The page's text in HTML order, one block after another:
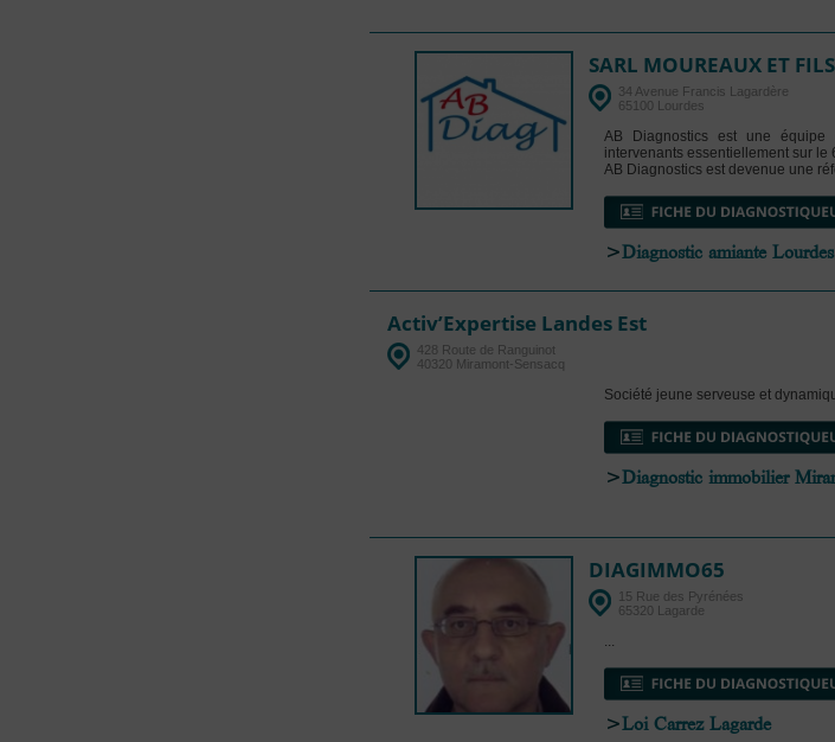
SARL MOUREAUX ET
34 Avenue Francis Lagardère
65100 Lourdes
AB Diagnostics est une équipe
intervenants essentiellement sur
AB Diagnostics est devenue une
>Diagnostic amiante Lourdes
Activ’Expertise Landes Est
428 Route de Ranguinot
40320 Miramont-Sensacq
Société jeune serveuse et
>Diagnostic immobilier
DIAGIMMO65
15 Rue des Pyrénées
65320 Lagarde
...
>Loi Carrez Lagarde